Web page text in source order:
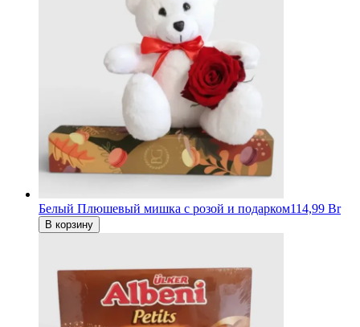
Белый Плюшевый мишка с розой и подарком114,99 Br
В корзину